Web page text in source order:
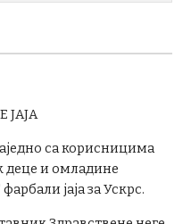
ЈАЈА
са корисницима
деце и омладине
јаја за Ускрс.